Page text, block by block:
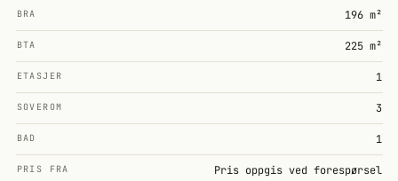
BRA 196 m²
BTA 225 m²
ETASJER 1
SOVEROM 3
BAD 1
PRIS FRA Pris oppgis ved forespørsel